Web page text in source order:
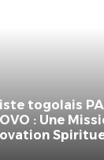
Luc Russell
églises